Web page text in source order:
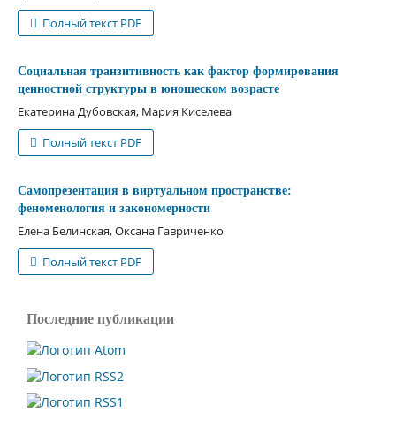
Полный текст PDF
Социальная транзитивность как фактор формирования
ценностной структуры в юношеском возрасте
Екатерина Дубовская, Мария Киселева
Полный текст PDF
Самопрезентация в виртуальном пространстве:
феноменология и закономерности
Елена Белинская, Оксана Гавриченко
Полный текст PDF
Последние публикации